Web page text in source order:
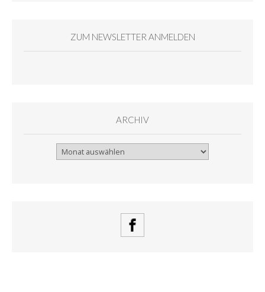
ZUM NEWSLETTER ANMELDEN
ARCHIV
Archiv